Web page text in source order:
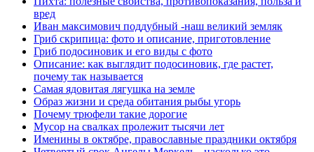
вред
Иван максимович поддубный -наш великий земляк
Гриб скрипица: фото и описание, приготовление
Гриб подосиновик и его виды с фото
Описание: как выглядит подосиновик, где растет,
почему так называется
Самая ядовитая лягушка на земле
Образ жизни и среда обитания рыбы угорь
Почему трюфели такие дорогие
Мусор на свалках пролежит тысячи лет
Именины в октябре, православные праздники октября